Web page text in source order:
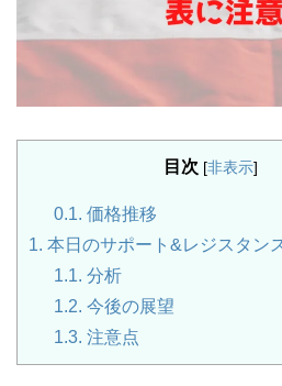
目次 [非表示]
0.1. 価格推移
1. 本日のサポート&レジスタン
1.1. 分析
1.2. 今後の展望
1.3. 注意点